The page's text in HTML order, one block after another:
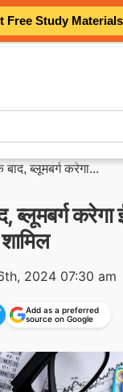
Free Study Materials
बाद, ब्लूमबर्ग करेगा...
ब्लूमबर्ग
2024 07:30 am
Add as a preferred
source on Google